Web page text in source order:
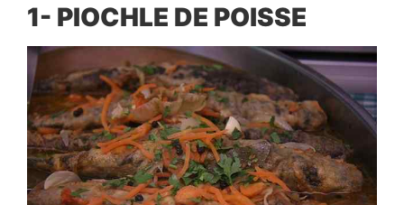
1- PIOCHLE DE POISSE